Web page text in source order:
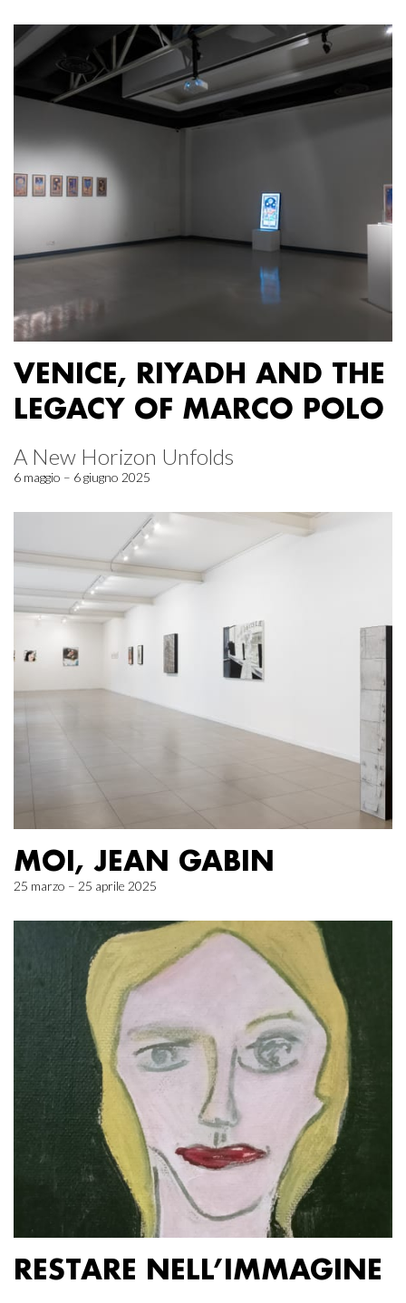
VENICE, RIYADH AND THE
LEGACY OF MARCO POLO
A New Horizon Unfolds
6 maggio – 6 giugno 2025
MOI, JEAN GABIN
25 marzo – 25 aprile 2025
RESTARE NELL’IMMAGINE